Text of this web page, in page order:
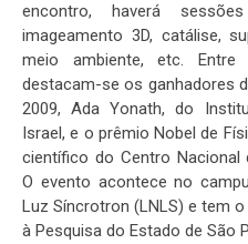
encontro, haverá
imageamento 3D, catálise,
meio ambiente, etc. Entre
destacam-se os ganhadores
2009, Ada Yonath, do
Israel, e o prêmio Nobel de
científico do Centro Nacional
O evento acontece no
Luz Síncrotron (LNLS) e tem
à Pesquisa do Estado de São